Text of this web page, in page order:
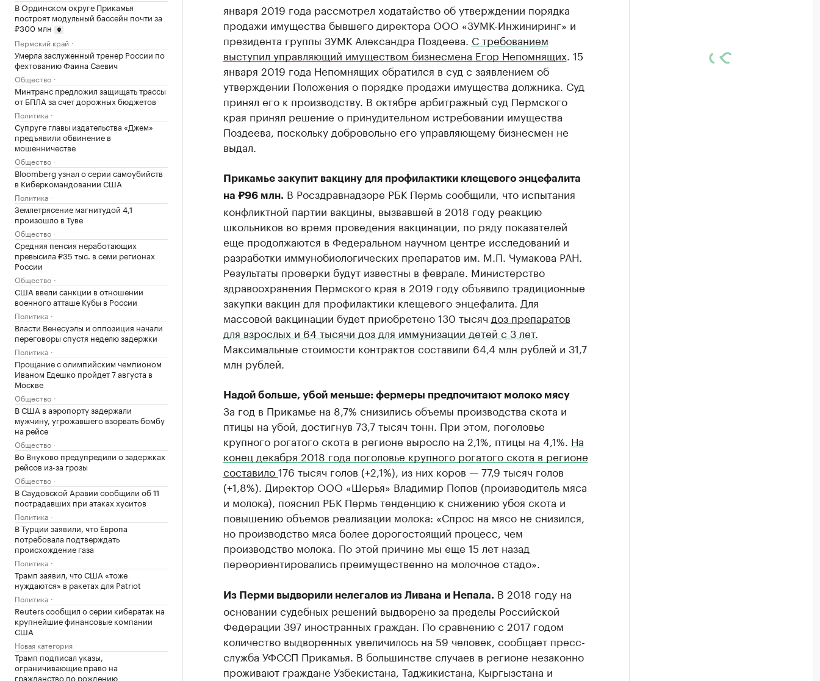
В Ординском округе Прикамья
построят модульный бассейн почти за
₽300 млн
Пермский край
Умерла заслуженный тренер России по
фехтованию Фаина Саевич
Общество
Минтранс предложил защищать трассы
от БПЛА за счет дорожных бюджетов
Политика
Супруге главы издательства «Джем»
предъявили обвинение в
мошенничестве
Общество
Bloomberg узнал о серии самоубийств
в Киберкомандовании США
Политика
Землетрясение магнитудой 4,1
произошло в Туве
Общество
Средняя пенсия неработающих
превысила ₽35 тыс. в семи регионах
России
Общество
США ввели санкции в отношении
военного атташе Кубы в России
Политика
Власти Венесуэлы и оппозиция начали
переговоры спустя неделю задержки
Политика
Прощание с олимпийским чемпионом
Иваном Едешко пройдет 7 августа в
Москве
Общество
В США в аэропорту задержали
мужчину, угрожавшего взорвать бомбу
на рейсе
Общество
Во Внуково предупредили о задержках
рейсов из-за грозы
Общество
В Саудовской Аравии сообщили об 11
пострадавших при атаках хуситов
Политика
В Турции заявили, что Европа
потребовала подтверждать
происхождение газа
Политика
Трамп заявил, что США «тоже
нуждаются» в ракетах для Patriot
Политика
Reuters сообщил о серии кибератак на
крупнейшие финансовые компании
США
Новая категория
Трамп подписал указы,
ограничивающие право на
гражданство по рождению
января 2019 года рассмотрел ходатайство об утверждении порядка
продажи имущества бывшего директора ООО «ЗУМК-Инжиниринг» и
президента группы ЗУМК Александра Поздеева. С требованием
выступил управляющий имуществом бизнесмена Егор Непомнящих . 15
января 2019 года Непомнящих обратился в суд с заявлением об
утверждении Положения о порядке продажи имущества должника. Суд
принял его к производству. В октябре арбитражный суд Пермского
края принял решение о принудительном истребовании имущества
Поздеева, поскольку добровольно его управляющему бизнесмен не
выдал.
Прикамье закупит вакцину для профилактики клещевого энцефалита
на ₽96 млн. В Росздравнадзоре РБК Пермь сообщили, что испытания
конфликтной партии вакцины, вызвавшей в 2018 году реакцию
школьников во время проведения вакцинации, по ряду показателей
еще продолжаются в Федеральном научном центре исследований и
разработки иммунобиологических препаратов им. М.П. Чумакова РАН.
Результаты проверки будут известны в феврале. Министерство
здравоохранения Пермского края в 2019 году объявило традиционные
закупки вакцин для профилактики клещевого энцефалита. Для
массовой вакцинации будет приобретено 130 тысяч доз препаратов
для взрослых и 64 тысячи доз для иммунизации детей с 3 лет.
Максимальные стоимости контрактов составили 64,4 млн рублей и 31,7
млн рублей.
Надой больше, убой меньше: фермеры предпочитают молоко мясу
За год в Прикамье на 8,7% снизились объемы производства скота и
птицы на убой, достигнув 73,7 тысяч тонн. При этом, поголовье
крупного рогатого скота в регионе выросло на 2,1%, птицы на 4,1%. На
конец декабря 2018 года поголовье крупного рогатого скота в регионе
составило176 тысяч голов (+2,1%), из них коров — 77,9 тысяч голов
(+1,8%). Директор ООО «Шерья» Владимир Попов (производитель мяса
и молока), пояснил РБК Пермь тенденцию к снижению убоя скота и
повышению объемов реализации молока: «Спрос на мясо не снизился,
но производство мяса более дорогостоящий процесс, чем
производство молока. По этой причине мы еще 15 лет назад
переориентировались преимущественно на молочное стадо».
Из Перми выдворили нелегалов из Ливана и Непала. В 2018 году на
основании судебных решений выдворено за пределы Российской
Федерации 397 иностранных граждан. По сравнению с 2017 годом
количество выдворенных увеличилось на 59 человек, сообщает пресс-
служба УФССП Прикамья. В большинстве случаев в регионе незаконно
проживают граждане Узбекистана, Таджикистана, Кыргызстана и